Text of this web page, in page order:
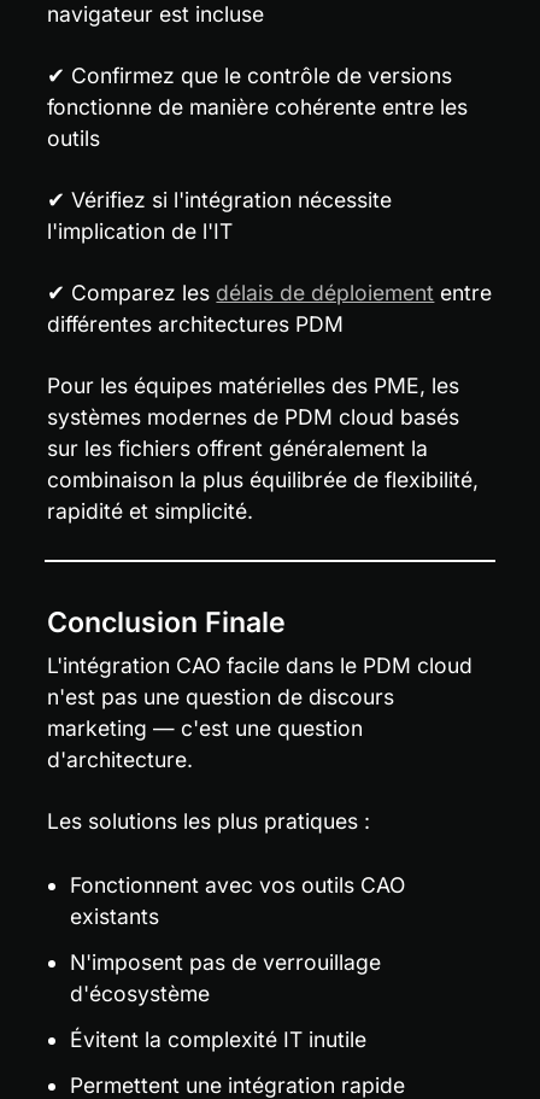
navigateur est incluse
✔ Confirmez que le contrôle de versions
fonctionne de manière cohérente entre les
outils
✔ Vérifiez si l'intégration nécessite
l'implication de l'IT
✔ Comparez les délais de déploiement entre
différentes architectures PDM
Pour les équipes matérielles des PME, les
systèmes modernes de PDM cloud basés
sur les fichiers offrent généralement la
combinaison la plus équilibrée de flexibilité,
rapidité et simplicité.
Conclusion Finale
L'intégration CAO facile dans le PDM cloud
n'est pas une question de discours
marketing — c'est une question
d'architecture.
Les solutions les plus pratiques :
Fonctionnent avec vos outils CAO
existants
N'imposent pas de verrouillage
d'écosystème
Évitent la complexité IT inutile
Permettent une intégration rapide